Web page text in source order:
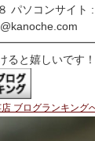
パソコンサイト
ると嬉しいです！
ブログランキング